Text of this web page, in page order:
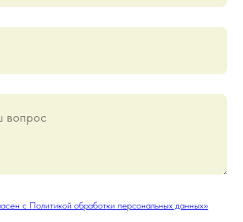
вопрос
с Политикой обработки персональных данных»